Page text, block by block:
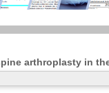
arthroplasty in